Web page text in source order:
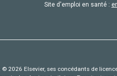
Site d'emploi en santé :
2026 Elsevier, ses concédants de